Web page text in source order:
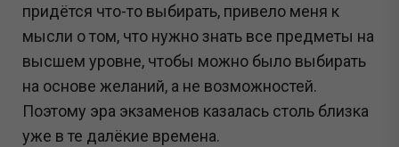
придётся что-то выбирать, привело меня к
мысли о том, что нужно знать все предметы на
высшем уровне, чтобы можно было выбирать
на основе желаний, а не возможностей.
Поэтому эра экзаменов казалась столь близка
уже в те далёкие времена.